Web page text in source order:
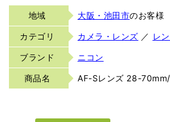
地域 大阪・池田市のお客様
カテゴリ カメラ・レンズ ／ レ
ブランド ニコン
商品名 AF-Sレンズ 28-